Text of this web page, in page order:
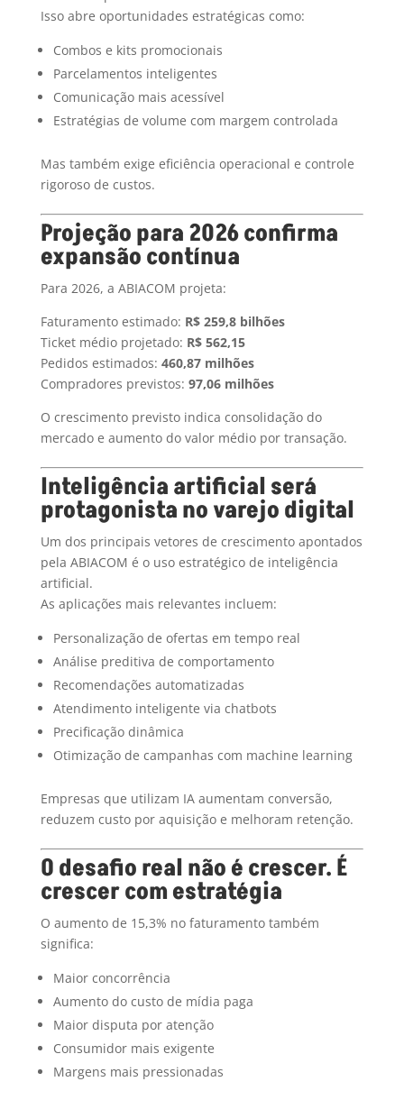
Isso abre oportunidades estratégicas como:
Combos e kits promocionais
Parcelamentos inteligentes
Comunicação mais acessível
Estratégias de volume com margem controlada
Mas também exige eficiência operacional e controle
rigoroso de custos.
Projeção para 2026 confirma
expansão contínua
Para 2026, a ABIACOM projeta:
Faturamento estimado: R$ 259,8 bilhões
Ticket médio projetado: R$ 562,15
Pedidos estimados: 460,87 milhões
Compradores previstos: 97,06 milhões
O crescimento previsto indica consolidação do
mercado e aumento do valor médio por transação.
Inteligência artificial será
protagonista no varejo digital
Um dos principais vetores de crescimento apontados
pela ABIACOM é o uso estratégico de inteligência
artificial.
As aplicações mais relevantes incluem:
Personalização de ofertas em tempo real
Análise preditiva de comportamento
Recomendações automatizadas
Atendimento inteligente via chatbots
Precificação dinâmica
Otimização de campanhas com machine learning
Empresas que utilizam IA aumentam conversão,
reduzem custo por aquisição e melhoram retenção.
O desafio real não é crescer. É
crescer com estratégia
O aumento de 15,3% no faturamento também
significa:
Maior concorrência
Aumento do custo de mídia paga
Maior disputa por atenção
Consumidor mais exigente
Margens mais pressionadas